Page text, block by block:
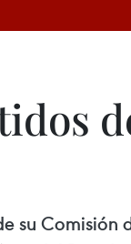
su Comisión